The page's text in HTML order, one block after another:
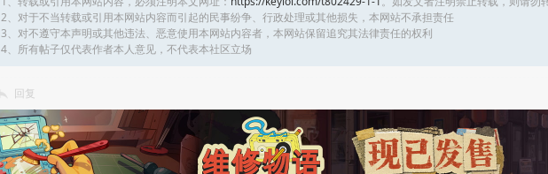
2、对于不当转载或引用本网站内容而引起的民事纷争、行政处理或其他损失，本网站不承担责任
3、对不遵守本声明或其他违法、恶意使用本网站内容者，本网站保留追究其法律责任的权利
4、所有帖子仅代表作者本人意见，不代表本社区立场
回复